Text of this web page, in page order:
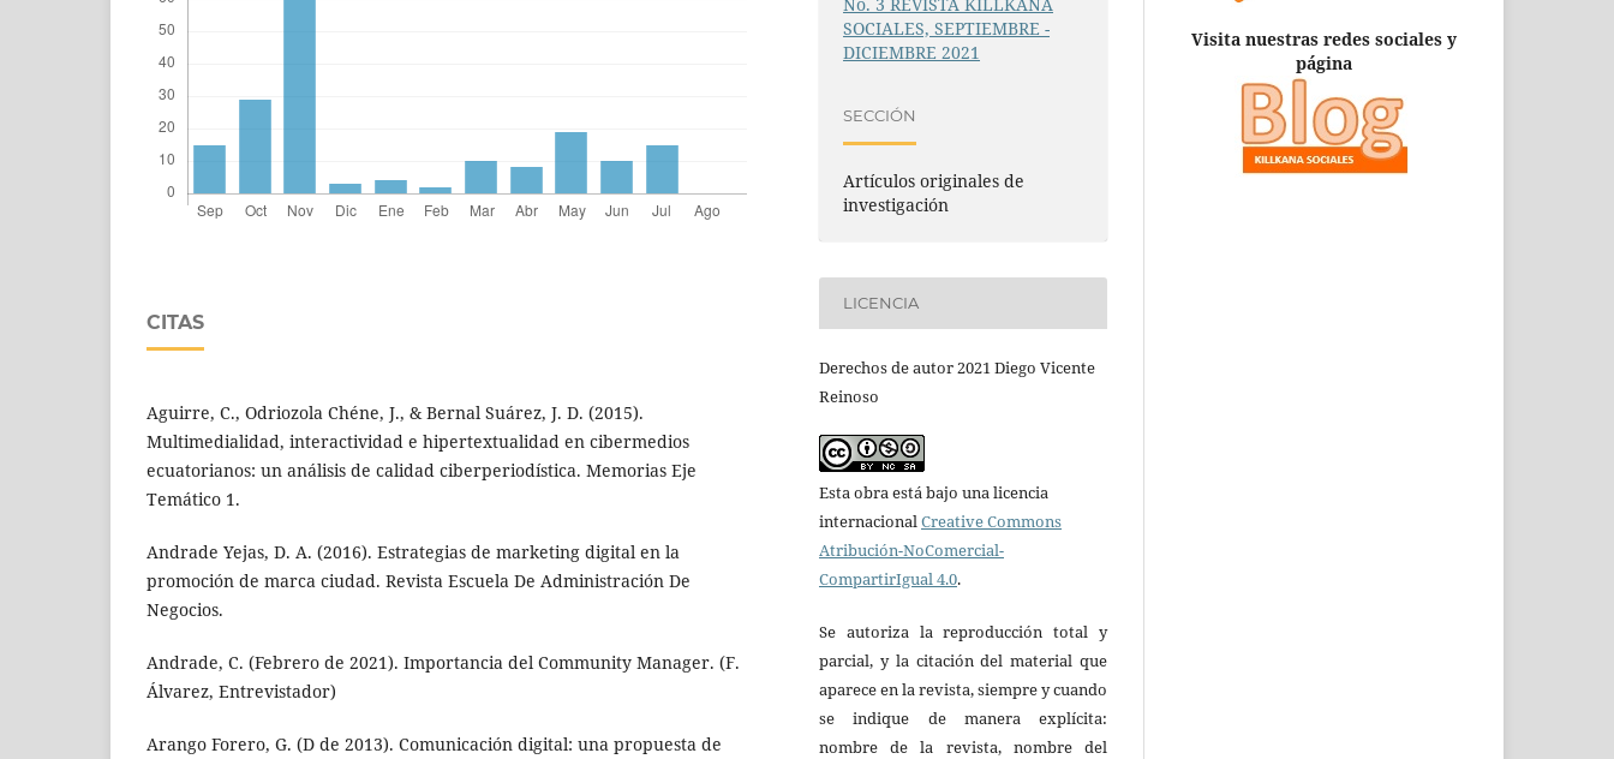
CITAS
Aguirre, C., Odriozola Chéne, J., & Bernal Suárez, J. D. (2015).
Multimedialidad, interactividad e hipertextualidad en cibermedios
ecuatorianos: un análisis de calidad ciberperiodística. Memorias Eje
Temático 1.
Andrade Yejas, D. A. (2016). Estrategias de marketing digital en la
promoción de marca ciudad. Revista Escuela De Administración De
Negocios.
Andrade, C. (Febrero de 2021). Importancia del Community Manager. (F.
Álvarez, Entrevistador)
Arango Forero, G. (D de 2013). Comunicación digital: una propuesta de
No. 3 REVISTA KILLKANA
SOCIALES, SEPTIEMBRE -
DICIEMBRE 2021
SECCIÓN
Artículos originales de
investigación
LICENCIA
Derechos de autor 2021 Diego Vicente
Reinoso
Esta obra está bajo una licencia
internacional Creative Commons
Atribución-NoComercial-
CompartirIgual 4.0.
Se autoriza la reproducción total y
parcial, y la citación del material que
aparece en la revista, siempre y cuando
se indique de manera explícita:
nombre de la revista, nombre del
Visita nuestras redes sociales y
página